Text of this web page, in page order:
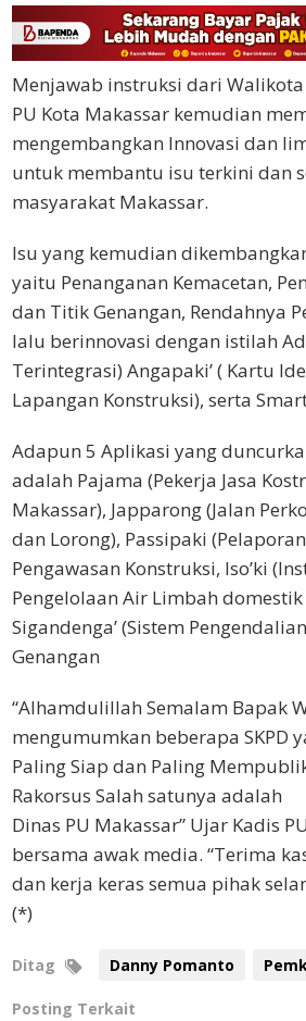
Menjawab instruksi dari Walikota
PU Kota Makassar kemudian
mengembangkan Innovasi dan
untuk membantu isu terkini dan
masyarakat Makassar.
Isu yang kemudian
yaitu Penanganan Kemacetan,
dan Titik Genangan, Rendahnya
lalu berinnovasi dengan istilah
Terintegrasi) Angapaki’ ( Kartu
Lapangan Konstruksi), serta
Adapun 5 Aplikasi yang
adalah Pajama (Pekerja Jasa
Makassar), Japparong (Jalan
dan Lorong), Passipaki
Pengawasan Konstruksi, Iso’ki
Pengelolaan Air Limbah
Sigandenga’ (Sistem
Genangan
“Alhamdulillah Semalam Bapak
mengumumkan beberapa SKPD
Paling Siap dan Paling
Rakorsus Salah satunya adalah
Dinas PU Makassar” Ujar Kadis
bersama awak media. “Terima
dan kerja keras semua pihak
(*)
Ditag Danny Pomanto
Posting Terkait